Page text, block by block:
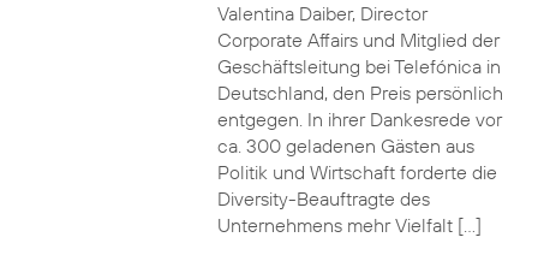
Valentina Daiber, Director
Corporate Affairs und Mitglied der
Geschäftsleitung bei Telefónica in
Deutschland, den Preis persönlich
entgegen. In ihrer Dankesrede vor
ca. 300 geladenen Gästen aus
Politik und Wirtschaft forderte die
Diversity-Beauftragte des
Unternehmens mehr Vielfalt […]